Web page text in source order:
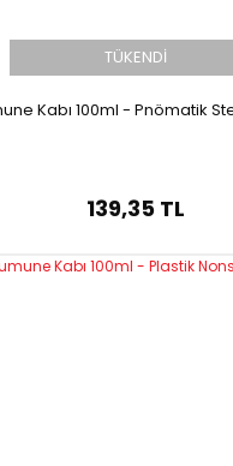
TÜKENDİ
Kabı 100ml - Pnömatik
139,35 TL